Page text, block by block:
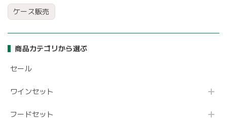
ケース販売
商品カテゴリから選ぶ
セール
ワインセット
フードセット